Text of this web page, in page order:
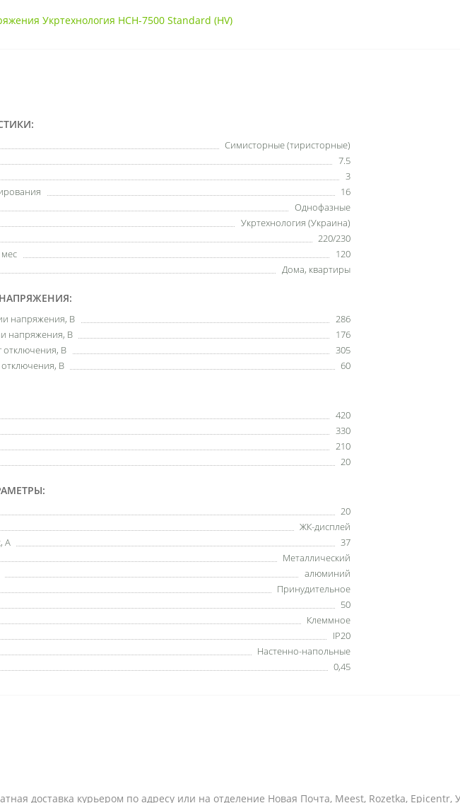
Укртехнология НСН-7500 Standard (HV)
Симисторные (тиристорные)
7.5
3
16
Однофазные
Укртехнология (Украина)
220/230
120
Дома, квартиры
напряжения, В
286
напряжения, В
176
отключения, В
305
В
60
420
330
210
20
20
ЖК-дисплей
А
37
Металлический
алюминий
Принудительное
50
Клеммное
IP20
Настенно-напольные
0,45
доставка курьером по адресу или на отделение Новая Почта, Meest, Rozetka, Epicentr,